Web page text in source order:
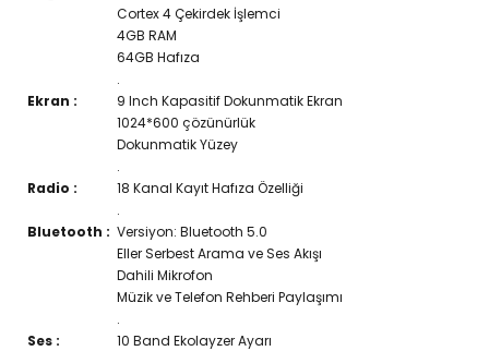
Cortex 4 Çekirdek İşlemci
4GB RAM
64GB Hafıza
.
Ekran :
9 Inch Kapasitif Dokunmatik Ekran
1024*600 çözünürlük
Dokunmatik Yüzey
.
Radio :
18 Kanal Kayıt Hafıza Özelliği
.
Bluetooth : Versiyon: Bluetooth 5.0
Eller Serbest Arama ve Ses Akışı
Dahili Mikrofon
Müzik ve Telefon Rehberi Paylaşımı
.
Ses :
10 Band Ekolayzer Ayarı